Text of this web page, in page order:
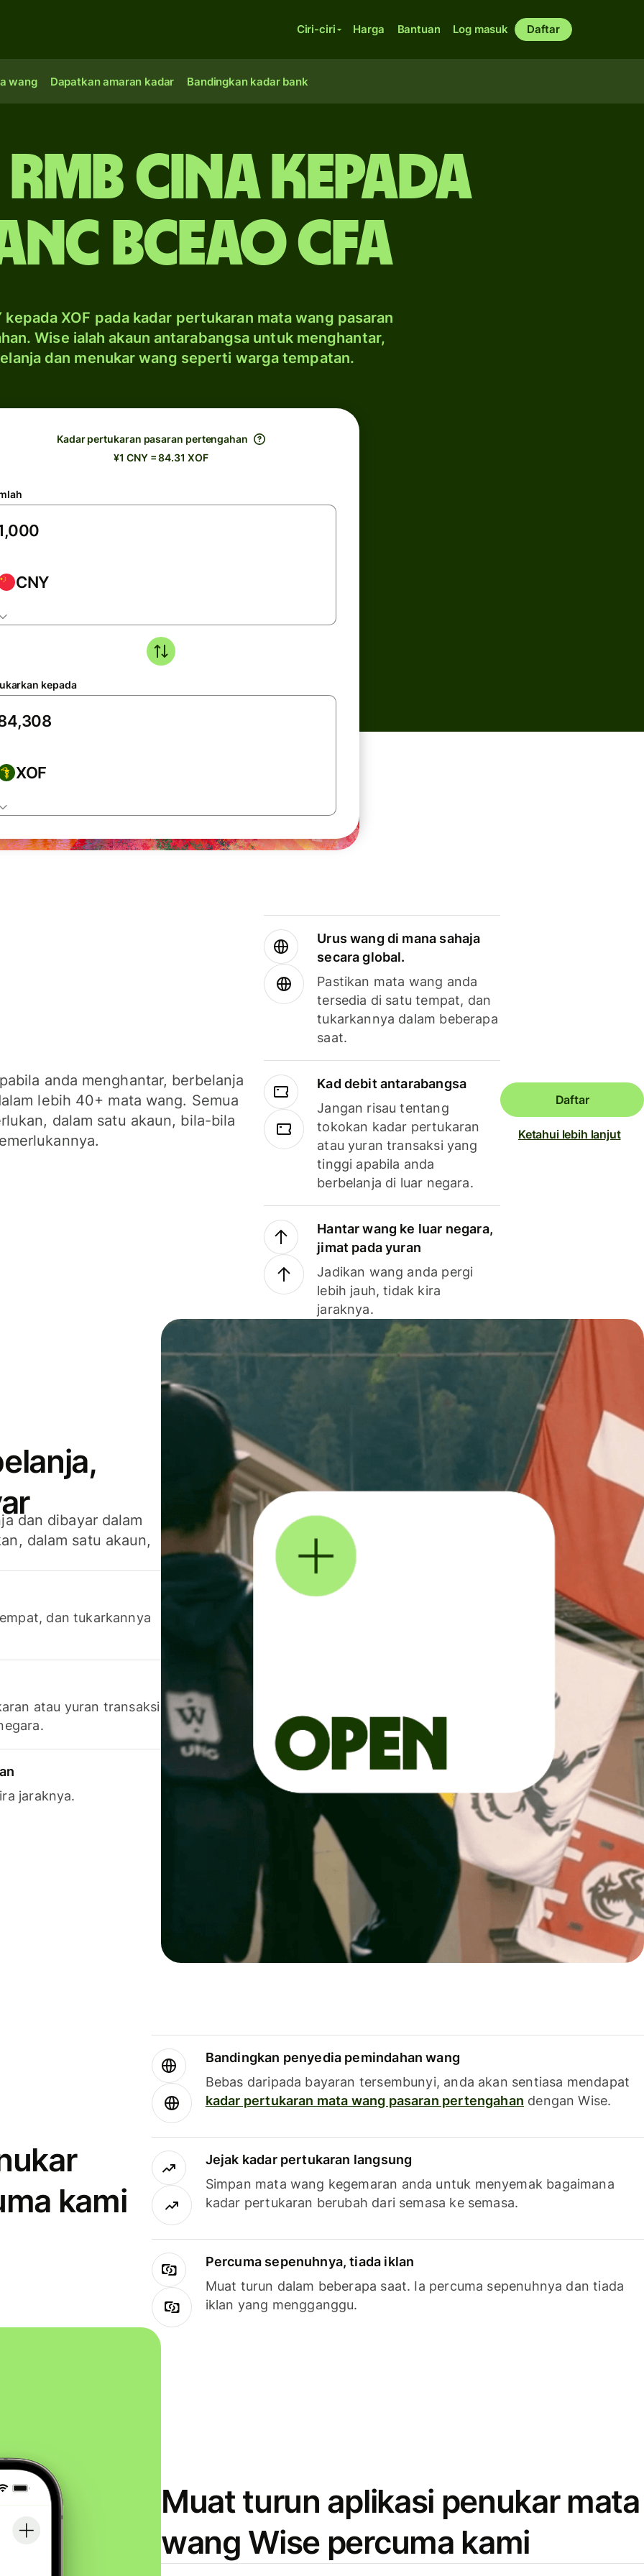
Ciri-ciri Harga Bantuan Log masuk Daftar
wang Dapatkan amaran kadar Bandingkan kadar bank
Cina kepada
BCEAO CFA
kepada XOF pada kadar pertukaran mata wang pasaran
Wise ialah akaun antarabangsa untuk menghantar,
dan menukar wang seperti warga tempatan.
Kadar pertukaran pasaran pertengahan
¥1 CNY = 84.31 XOF
CNY
kepada
XOF
anda menghantar, berbelanja
lebih 40+ mata wang. Semua
dalam satu akaun, bila-bila
Urus wang di mana sahaja
secara global.
Pastikan mata wang anda
tersedia di satu tempat, dan
tukarkannya dalam beberapa
saat.
Kad debit antarabangsa
Jangan risau tentang
tokokan kadar pertukaran
atau yuran transaksi yang
tinggi apabila anda
berbelanja di luar negara.
Hantar wang ke luar negara,
jimat pada yuran
Jadikan wang anda pergi
lebih jauh, tidak kira
jaraknya.
Daftar
Ketahui lebih lanjut
dan dibayar dalam
dalam satu akaun,
dan tukarkannya
atau yuran transaksi
jaraknya.
kami
Bandingkan penyedia pemindahan wang
Bebas daripada bayaran tersembunyi, anda akan sentiasa mendapat
kadar pertukaran mata wang pasaran pertengahan dengan Wise.
Jejak kadar pertukaran langsung
Simpan mata wang kegemaran anda untuk menyemak bagaimana
kadar pertukaran berubah dari semasa ke semasa.
Percuma sepenuhnya, tiada iklan
Muat turun dalam beberapa saat. Ia percuma sepenuhnya dan tiada
iklan yang mengganggu.
Muat turun aplikasi penukar mata
wang Wise percuma kami